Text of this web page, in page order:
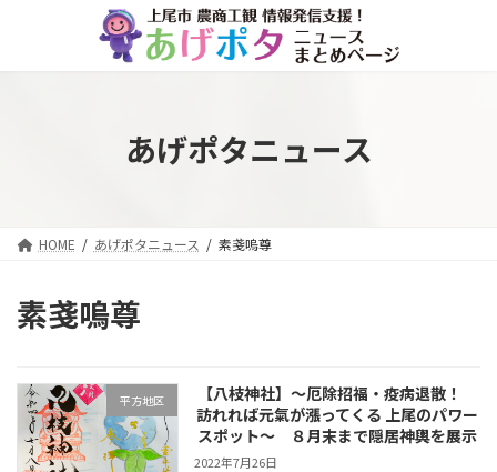
ン
ー
あげポタニュース
HOME あげポタニュース 素戔嗚尊
素戔嗚尊
平方地区
【八枝神社】～厄除招福・疫病退散！
訪れれば元氣が漲ってくる 上尾のパワー
スポット～ ８月末まで隠居神輿を展示
2022年7月26日